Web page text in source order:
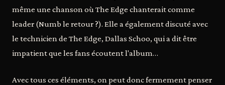
même une chanson où The Edge chanterait comme
leader (Numb le retour ?). Elle a également discuté avec
le technicien de The Edge, Dallas Schoo, qui a dit être
impatient que les fans écoutent l'album…
Avec tous ces éléments, on peut donc fermement penser